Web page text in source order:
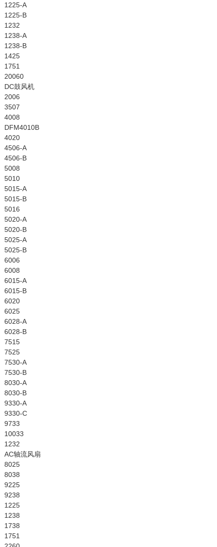
1225-A
1225-B
1232
1238-A
1238-B
1425
1751
20060
DC鼓风机
2006
3507
4008
DFM4010B
4020
4506-A
4506-B
5008
5010
5015-A
5015-B
5016
5020-A
5020-B
5025-A
5025-B
6006
6008
6015-A
6015-B
6020
6025
6028-A
6028-B
7515
7525
7530-A
7530-B
8030-A
8030-B
9330-A
9330-C
9733
10033
1232
AC轴流风扇
8025
8038
9225
9238
1225
1238
1738
1751